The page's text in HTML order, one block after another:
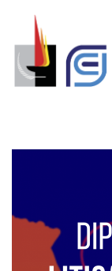
contenido
(presiona